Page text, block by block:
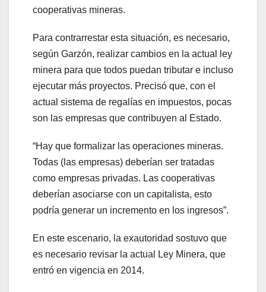
cooperativas mineras.
Para contrarrestar esta situación, es necesario,
según Garzón, realizar cambios en la actual ley
minera para que todos puedan tributar e incluso
ejecutar más proyectos. Precisó que, con el
actual sistema de regalías en impuestos, pocas
son las empresas que contribuyen al Estado.
“Hay que formalizar las operaciones mineras.
Todas (las empresas) deberían ser tratadas
como empresas privadas. Las cooperativas
deberían asociarse con un capitalista, esto
podría generar un incremento en los ingresos”.
En este escenario, la exautoridad sostuvo que
es necesario revisar la actual Ley Minera, que
entró en vigencia en 2014.